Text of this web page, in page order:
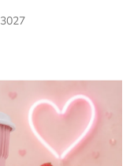
3027